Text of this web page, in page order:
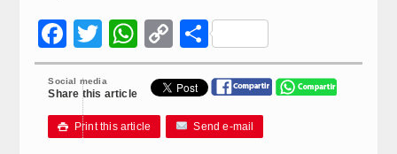
Facebook
Twitter
WhatsApp
Copy
Link
Compartir
Social media
Share this article
 Print this article Send e-mail